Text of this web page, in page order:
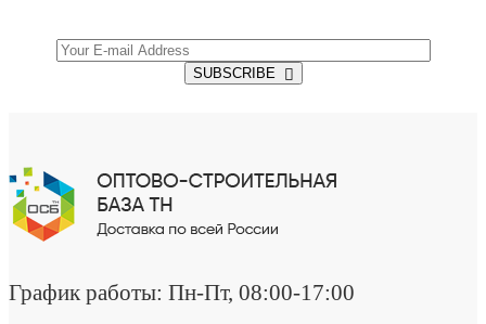
SUBSCRIBE
График работы: Пн-Пт, 08:00-17:00